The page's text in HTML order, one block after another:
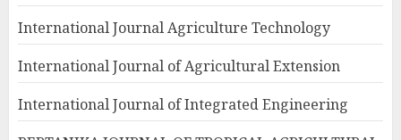
International Journal Agriculture Technology
International Journal of Agricultural Extension
International Journal of Integrated Engineering